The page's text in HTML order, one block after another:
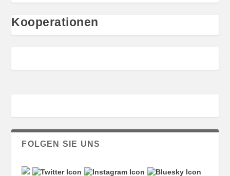
Kooperationen
FOLGEN SIE UNS